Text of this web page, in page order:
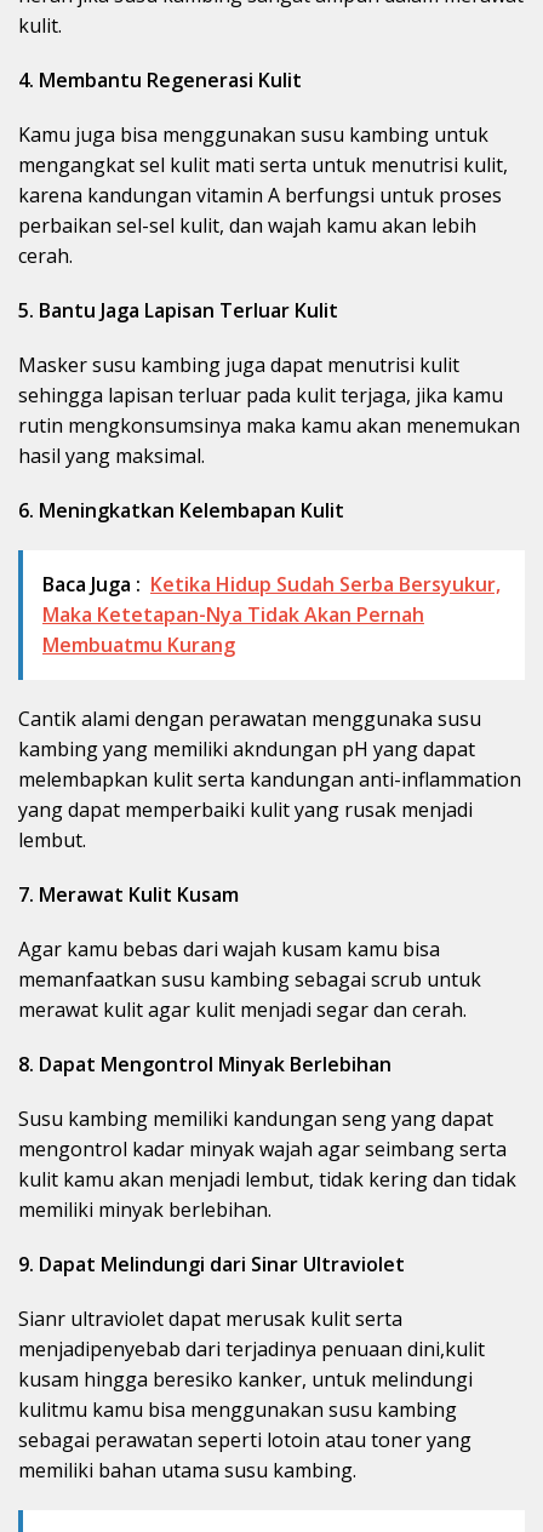
kulit.
4. Membantu Regenerasi Kulit
Kamu juga bisa menggunakan susu kambing untuk
mengangkat sel kulit mati serta untuk menutrisi kulit,
karena kandungan vitamin A berfungsi untuk proses
perbaikan sel-sel kulit, dan wajah kamu akan lebih
cerah.
5. Bantu Jaga Lapisan Terluar Kulit
Masker susu kambing juga dapat menutrisi kulit
sehingga lapisan terluar pada kulit terjaga, jika kamu
rutin mengkonsumsinya maka kamu akan menemukan
hasil yang maksimal.
6. Meningkatkan Kelembapan Kulit
Baca Juga : Ketika Hidup Sudah Serba Bersyukur,
Maka Ketetapan-Nya Tidak Akan Pernah
Membuatmu Kurang
Cantik alami dengan perawatan menggunaka susu
kambing yang memiliki akndungan pH yang dapat
melembapkan kulit serta kandungan anti-inflammation
yang dapat memperbaiki kulit yang rusak menjadi
lembut.
7. Merawat Kulit Kusam
Agar kamu bebas dari wajah kusam kamu bisa
memanfaatkan susu kambing sebagai scrub untuk
merawat kulit agar kulit menjadi segar dan cerah.
8. Dapat Mengontrol Minyak Berlebihan
Susu kambing memiliki kandungan seng yang dapat
mengontrol kadar minyak wajah agar seimbang serta
kulit kamu akan menjadi lembut, tidak kering dan tidak
memiliki minyak berlebihan.
9. Dapat Melindungi dari Sinar Ultraviolet
Sianr ultraviolet dapat merusak kulit serta
menjadipenyebab dari terjadinya penuaan dini,kulit
kusam hingga beresiko kanker, untuk melindungi
kulitmu kamu bisa menggunakan susu kambing
sebagai perawatan seperti lotoin atau toner yang
memiliki bahan utama susu kambing.